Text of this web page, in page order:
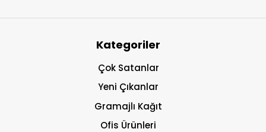
Kategoriler
Çok Satanlar
Yeni Çıkanlar
Gramajlı Kağıt
Ofis Ürünleri